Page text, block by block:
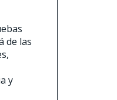
de las
y